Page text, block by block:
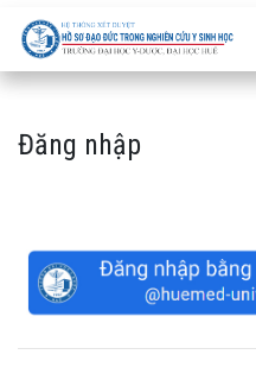
Đăng nhập
Đăng nhập